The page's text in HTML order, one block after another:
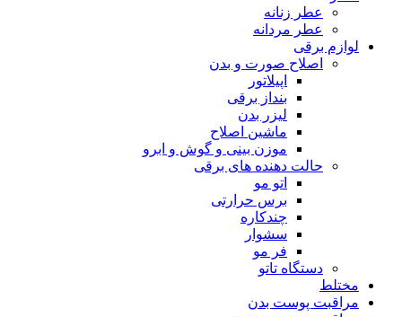
عطر زنانه
عطر مردانه
لوازم برقی
اصلاح صورت و بدن
اپیلاتور
بنداز برقی
لیزر بدن
ماشین اصلاح
موزن بینی و گوش و ابرو
حالت دهنده های برقی
اتو مو
برس حرارتی
چندکاره
سشوار
فر مو
دستگاه تاتو
مختلط
مراقبت پوست بدن